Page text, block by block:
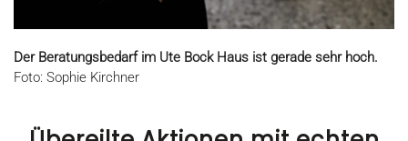
Der Beratungsbedarf im Ute Bock Haus ist gerade sehr hoch.
Foto: Sophie Kirchner